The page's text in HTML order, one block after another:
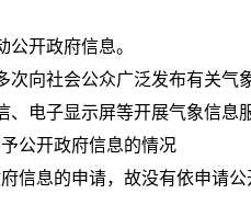
开政府信息。
向社会公众广泛发布有关气
电子显示屏等开展气象信息服
公开政府信息的情况
信息的申请，故没有依申请